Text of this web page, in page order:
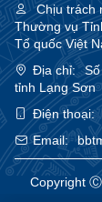
Chịu trách
Thường vụ
Tổ quốc Việt
Địa chỉ:
tỉnh Lạng Sơn
Điện thoại:
Email:
Copyright Ⓒ